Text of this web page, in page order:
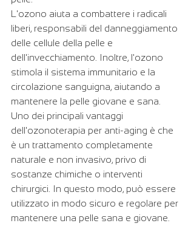
L'ozono aiuta a combattere i radicali
liberi, responsabili del danneggiamento
delle cellule della pelle e
dell'invecchiamento. Inoltre, l'ozono
stimola il sistema immunitario e la
circolazione sanguigna, aiutando a
mantenere la pelle giovane e sana.
Uno dei principali vantaggi
dell'ozonoterapia per anti-aging è che
è un trattamento completamente
naturale e non invasivo, privo di
sostanze chimiche o interventi
chirurgici. In questo modo, può essere
utilizzato in modo sicuro e regolare per
mantenere una pelle sana e giovane.